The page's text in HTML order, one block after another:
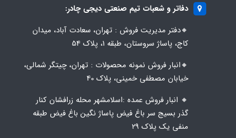
دفاتر و شعبات تیم صنعتی دیجی چادر:
🔸️​​دفتر مدیریت فروش : تهران، سعادت آباد، میدان
کاج، پاساژ سروستان، طبقه 1، پلاک 54
🔸️​​انبار فروش نمونه محصولات : تهران، چیتگر شمالی،
خیابان مصطفی خمینی، پلاک 40
🔸️ انبار فروش عمده :اسلامشهر محله زرافشان کنار
گذر بسیج سر باغ فیض پاساژ نگین باغ فیض طبقه
منفی یک پلاک ۲۹